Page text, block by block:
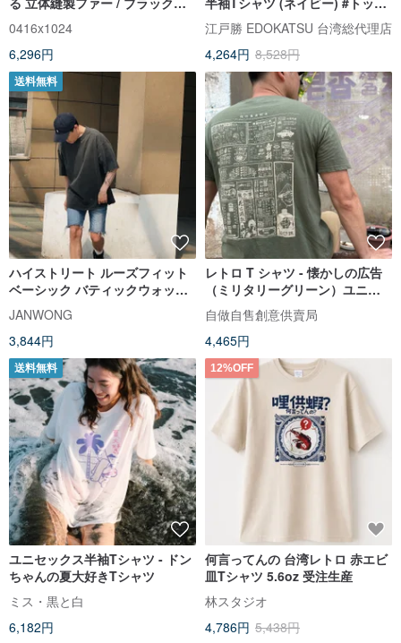
定版半袖Tシャツ
0416x1024
6,296円
ス
江戸勝 EDOKATSU 台湾総代理店
4,264円 8,528円
送料無料
ハイストリート ルーズフィット
ベーシック バティックウォッシ
ュ 夏用半袖Tシャツ | 3色
JANWONG
3,844円
レトロ T シャツ - 懐かしの広告
（ミリタリーグリーン）ユニセ
ックス 男女兼用 男性へのギフト
におすすめ
自做自售創意供賣局
4,465円
送料無料
ユニセックス半袖Tシャツ - ドン
ちゃんの夏大好きTシャツ
ミス・黒と白
6,182円
12%OFF
何言ってんの 台湾レトロ 赤エビ
皿Tシャツ 5.6oz 受注生産
林スタジオ
4,786円 5,438円